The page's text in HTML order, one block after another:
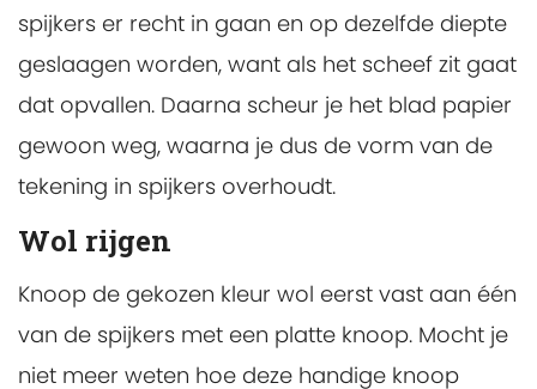
spijkers er recht in gaan en op dezelfde diepte
geslaagen worden, want als het scheef zit gaat
dat opvallen. Daarna scheur je het blad papier
gewoon weg, waarna je dus de vorm van de
tekening in spijkers overhoudt.
Wol rijgen
Knoop de gekozen kleur wol eerst vast aan één
van de spijkers met een platte knoop. Mocht je
niet meer weten hoe deze handige knoop